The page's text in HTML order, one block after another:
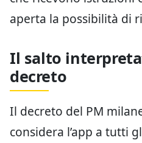
aperta la possibilità di
Il salto
decreto
Il decreto del PM
considera l’app a tutti